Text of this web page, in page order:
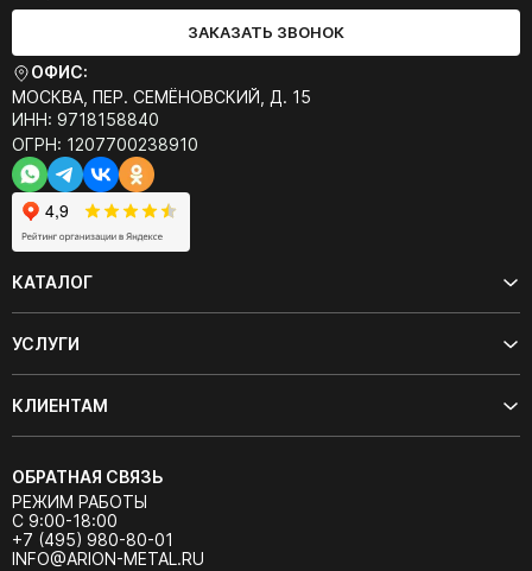
ЗАКАЗАТЬ ЗВОНОК
ОФИС:
МОСКВА, ПЕР. СЕМЁНОВСКИЙ, Д. 15
ИНН: 9718158840
ОГРН: 1207700238910
КАТАЛОГ
УСЛУГИ
КЛИЕНТАМ
ОБРАТНАЯ СВЯЗЬ
РЕЖИМ РАБОТЫ
С 9:00-18:00
+7 (495) 980-80-01
INFO@ARION-METAL.RU